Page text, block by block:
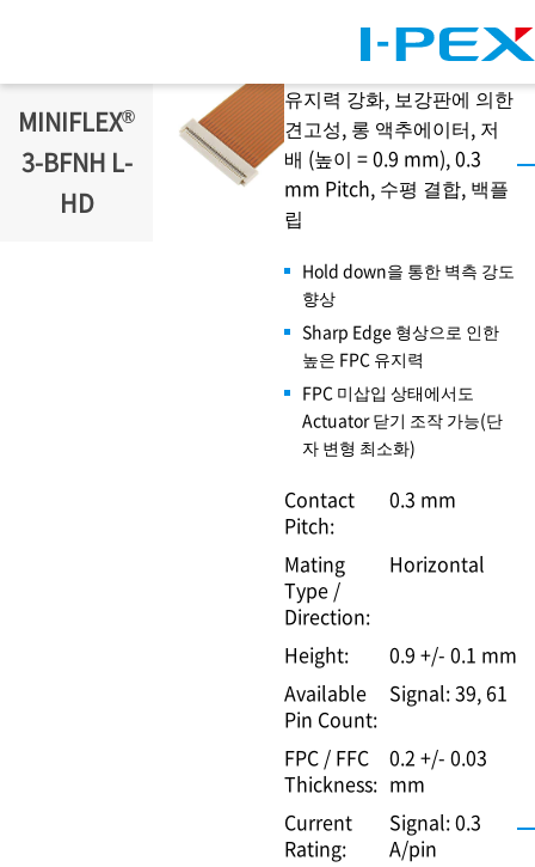
MINIFLEX®
3-BFNH L-
HD
유지력 강화, 보강판에 의한
견고성, 롱 액추에이터, 저
배 (높이 = 0.9 mm), 0.3
mm Pitch, 수평 결합, 백플
립
Hold down을 통한 벽측 강도
향상
Sharp Edge 형상으로 인한
높은 FPC 유지력
FPC 미삽입 상태에서도
Actuator 닫기 조작 가능(단
자 변형 최소화)
Contact
Pitch:
0.3 mm
Mating
Type /
Direction:
Horizontal
Height:
0.9 +/- 0.1 mm
Available
Pin Count:
Signal: 39, 61
FPC / FFC
Thickness:
0.2 +/- 0.03
mm
Current
Rating:
Signal: 0.3
A/pin